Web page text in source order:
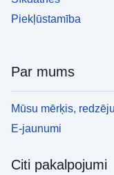
Piekļūstamība
Par mums
Mūsu mērķis,
E-jaunumi
Citi pakalpojumi